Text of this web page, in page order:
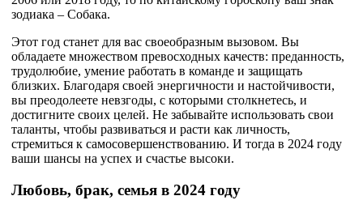
зодиака – Собака.
Этот год станет для вас своеобразным вызовом. Вы
обладаете множеством превосходных качеств: преданность,
трудолюбие, умение работать в команде и защищать
близких. Благодаря своей энергичности и настойчивости,
вы преодолеете невзгоды, с которыми столкнетесь, и
достигните своих целей. Не забывайте использовать свои
таланты, чтобы развиваться и расти как личность,
стремиться к самосовершенствованию. И тогда в 2024 году
ваши шансы на успех и счастье высоки.
Любовь, брак, семья в 2024 году